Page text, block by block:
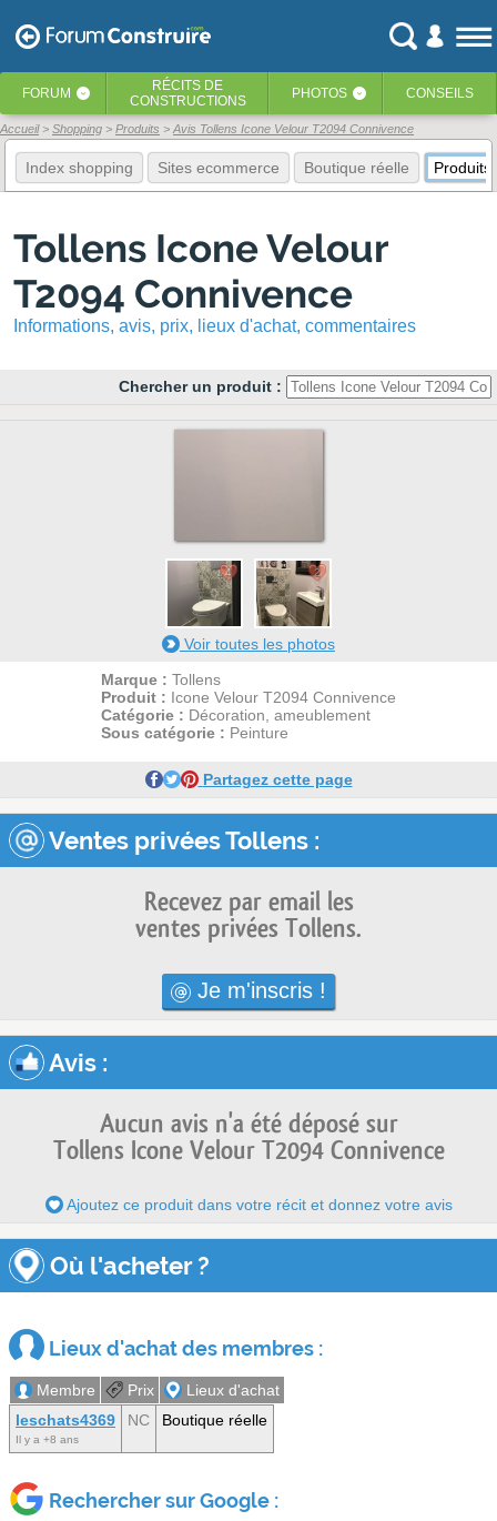
FORUM ‹ RÉCITS DE
CONSTRUCTIONS
PHOTOS ‹ CONSEILS
Accueil Shopping Produits Avis Tollens Icone Velour T2094 Connivence
Index shopping Sites ecommerce Boutique réelle Produits
Tollens Icone Velour
T2094 Connivence
Informations, avis, prix, lieux d'achat, commentaires
Chercher un produit :
4 2
Voir toutes les photos
Marque : Tollens
Produit : Icone Velour T2094 Connivence
Catégorie : Décoration, ameublement
Sous catégorie : Peinture
Partagez cette page
Ventes privées Tollens :
Recevez par email les
ventes privées Tollens.
Je m'inscris !
Avis :
Aucun avis n'a été déposé sur
Tollens Icone Velour T2094 Connivence
Ajoutez ce produit dans votre récit et donnez votre avis
Où l'acheter ?
Lieux d'achat des membres :
Membre Prix
Lieux d'achat
leschats4369
Il y a +8 ans
NC Boutique réelle
Rechercher sur Google :